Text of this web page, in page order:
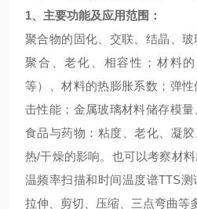
1、 主要功能及应用范围：
聚合物的固化、交联、结晶、玻
聚合、老化、相容性；材料
等）、材料的热膨胀系数；弹
击性能；金属玻璃材料储存模量
食品与药物：粘度、老化、凝
热/干燥的影响。也可以考察材
温频率扫描和时间温度谱TTS测
拉伸、剪切、压缩、三点弯曲等